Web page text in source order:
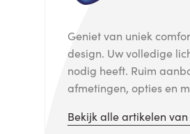
Geniet van uniek
design. Uw volledige
nodig heeft. Ruim
afmetingen, opties en
Bekijk alle artikelen van